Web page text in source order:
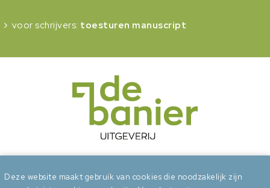
voor schrijvers: toesturen manuscript
Deze website maakt gebruik van cookies die noodzakelijk zijn